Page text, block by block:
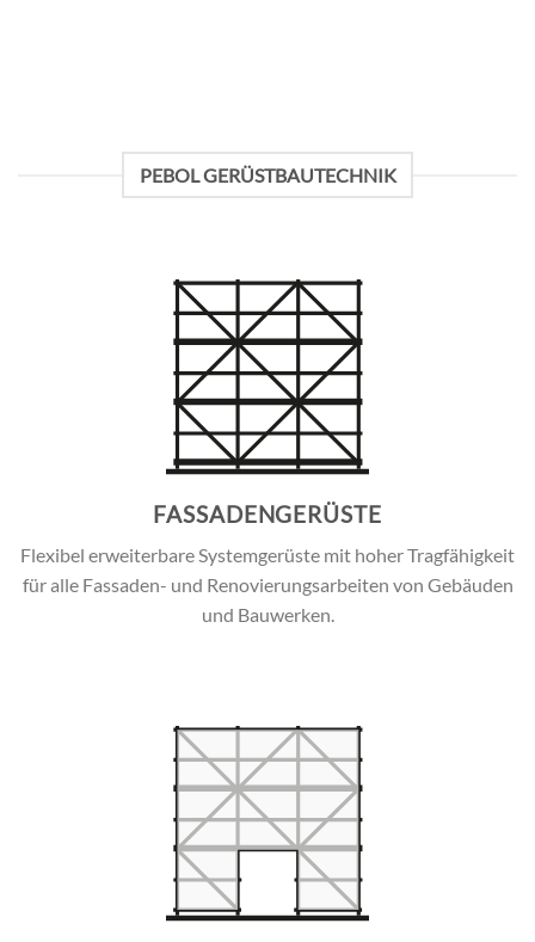
PEBOL GERÜSTBAUTECHNIK
FASSADENGERÜSTE
Flexibel erweiterbare Systemgerüste mit hoher Tragfähigkeit
für alle Fassaden- und Renovierungsarbeiten von Gebäuden
und Bauwerken.